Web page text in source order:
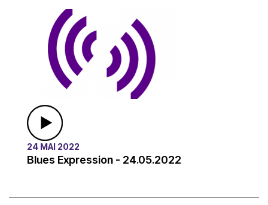
24 MAI 2022
Blues Expression - 24.05.2022